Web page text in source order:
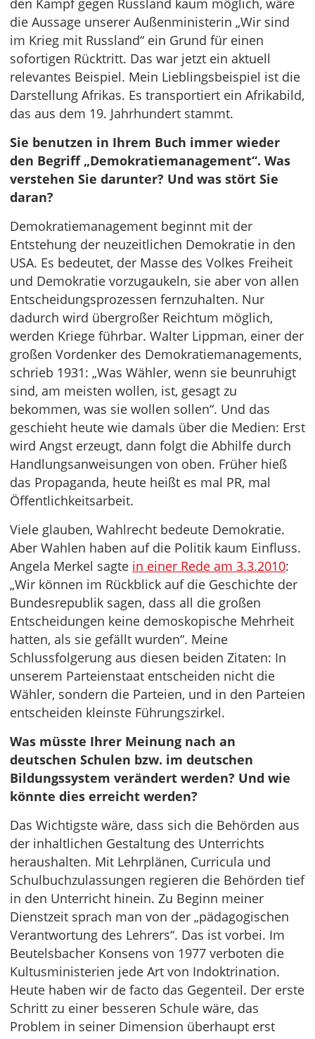
den Kampf gegen Russland kaum möglich, wäre
die Aussage unserer Außenministerin „Wir sind
im Krieg mit Russland“ ein Grund für einen
sofortigen Rücktritt. Das war jetzt ein aktuell
relevantes Beispiel. Mein Lieblingsbeispiel ist die
Darstellung Afrikas. Es transportiert ein Afrikabild,
das aus dem 19. Jahrhundert stammt.
Sie benutzen in Ihrem Buch immer wieder
den Begriff „Demokratiemanagement“. Was
verstehen Sie darunter? Und was stört Sie
daran?
Demokratiemanagement beginnt mit der
Entstehung der neuzeitlichen Demokratie in den
USA. Es bedeutet, der Masse des Volkes Freiheit
und Demokratie vorzugaukeln, sie aber von allen
Entscheidungsprozessen fernzuhalten. Nur
dadurch wird übergroßer Reichtum möglich,
werden Kriege führbar. Walter Lippman, einer der
großen Vordenker des Demokratiemanagements,
schrieb 1931: „Was Wähler, wenn sie beunruhigt
sind, am meisten wollen, ist, gesagt zu
bekommen, was sie wollen sollen“. Und das
geschieht heute wie damals über die Medien: Erst
wird Angst erzeugt, dann folgt die Abhilfe durch
Handlungsanweisungen von oben. Früher hieß
das Propaganda, heute heißt es mal PR, mal
Öffentlichkeitsarbeit.
Viele glauben, Wahlrecht bedeute Demokratie.
Aber Wahlen haben auf die Politik kaum Einfluss.
Angela Merkel sagte in einer Rede am 3.3.2010:
„Wir können im Rückblick auf die Geschichte der
Bundesrepublik sagen, dass all die großen
Entscheidungen keine demoskopische Mehrheit
hatten, als sie gefällt wurden“. Meine
Schlussfolgerung aus diesen beiden Zitaten: In
unserem Parteienstaat entscheiden nicht die
Wähler, sondern die Parteien, und in den Parteien
entscheiden kleinste Führungszirkel.
Was müsste Ihrer Meinung nach an
deutschen Schulen bzw. im deutschen
Bildungssystem verändert werden? Und wie
könnte dies erreicht werden?
Das Wichtigste wäre, dass sich die Behörden aus
der inhaltlichen Gestaltung des Unterrichts
heraushalten. Mit Lehrplänen, Curricula und
Schulbuchzulassungen regieren die Behörden tief
in den Unterricht hinein. Zu Beginn meiner
Dienstzeit sprach man von der „pädagogischen
Verantwortung des Lehrers“. Das ist vorbei. Im
Beutelsbacher Konsens von 1977 verboten die
Kultusministerien jede Art von Indoktrination.
Heute haben wir de facto das Gegenteil. Der erste
Schritt zu einer besseren Schule wäre, das
Problem in seiner Dimension überhaupt erst